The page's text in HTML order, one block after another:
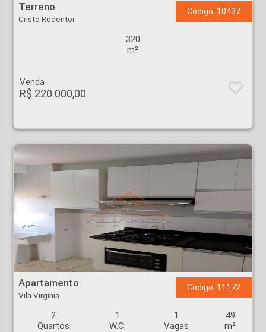
Terreno
Cristo Redentor
Código: 10437
320
m²
Venda
R$ 220.000,00
Apartamento - Vila Virgínia - Ribeirão Preto
Apartamento
Vila Virgínia
Código: 11172
2
Quartos
1
W.C.
1
Vagas
49
m²